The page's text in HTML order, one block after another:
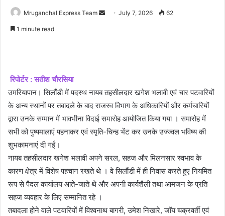
Mruganchal Express Team
Send July 7, 2026 62
1 minute read
रिपोर्टर : सतीश चौरसिया
उमरियापान। सिलौंडी में पदस्थ नायब तहसीलदार खगेश भलावी एवं चार पटवारियों
के अन्य स्थानों पर तबादले के बाद राजस्व विभाग के अधिकारियों और कर्मचारियों
द्वारा उनके सम्मान में भावभीना विदाई समारोह आयोजित किया गया । समारोह में
सभी को पुष्पमालाएं पहनाकर एवं स्मृति-चिन्ह भेंट कर उनके उज्ज्वल भविष्य की
शुभकामनाएं दी गईं।
नायब तहसीलदार खगेश भलावी अपने सरल, सहज और मिलनसार स्वभाव के
कारण क्षेत्र में विशेष पहचान रखते थे । वे सिलौंडी में ही निवास करते हुए नियमित
रूप से पैदल कार्यालय आते-जाते थे और अपनी कार्यशैली तथा आमजन के प्रति
सहज व्यवहार के लिए सम्मानित रहे ।
तबादला होने वाले पटवारियों में विश्वनाथ बागरी, उमेश निखारे, जॉय चक्रवर्ती एवं